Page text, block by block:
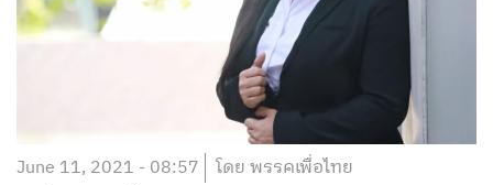
June 11, 2021 - 08:57 โดย พรรคเพื่อไทย